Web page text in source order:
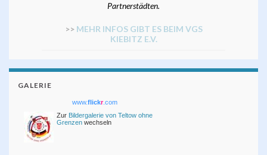
Partnerstädten.
>> MEHR INFOS GIBT ES BEIM VGS
KIEBITZ E.V.
GALERIE
www.flickr.com
Zur Bildergalerie von Teltow ohne
Grenzen wechseln